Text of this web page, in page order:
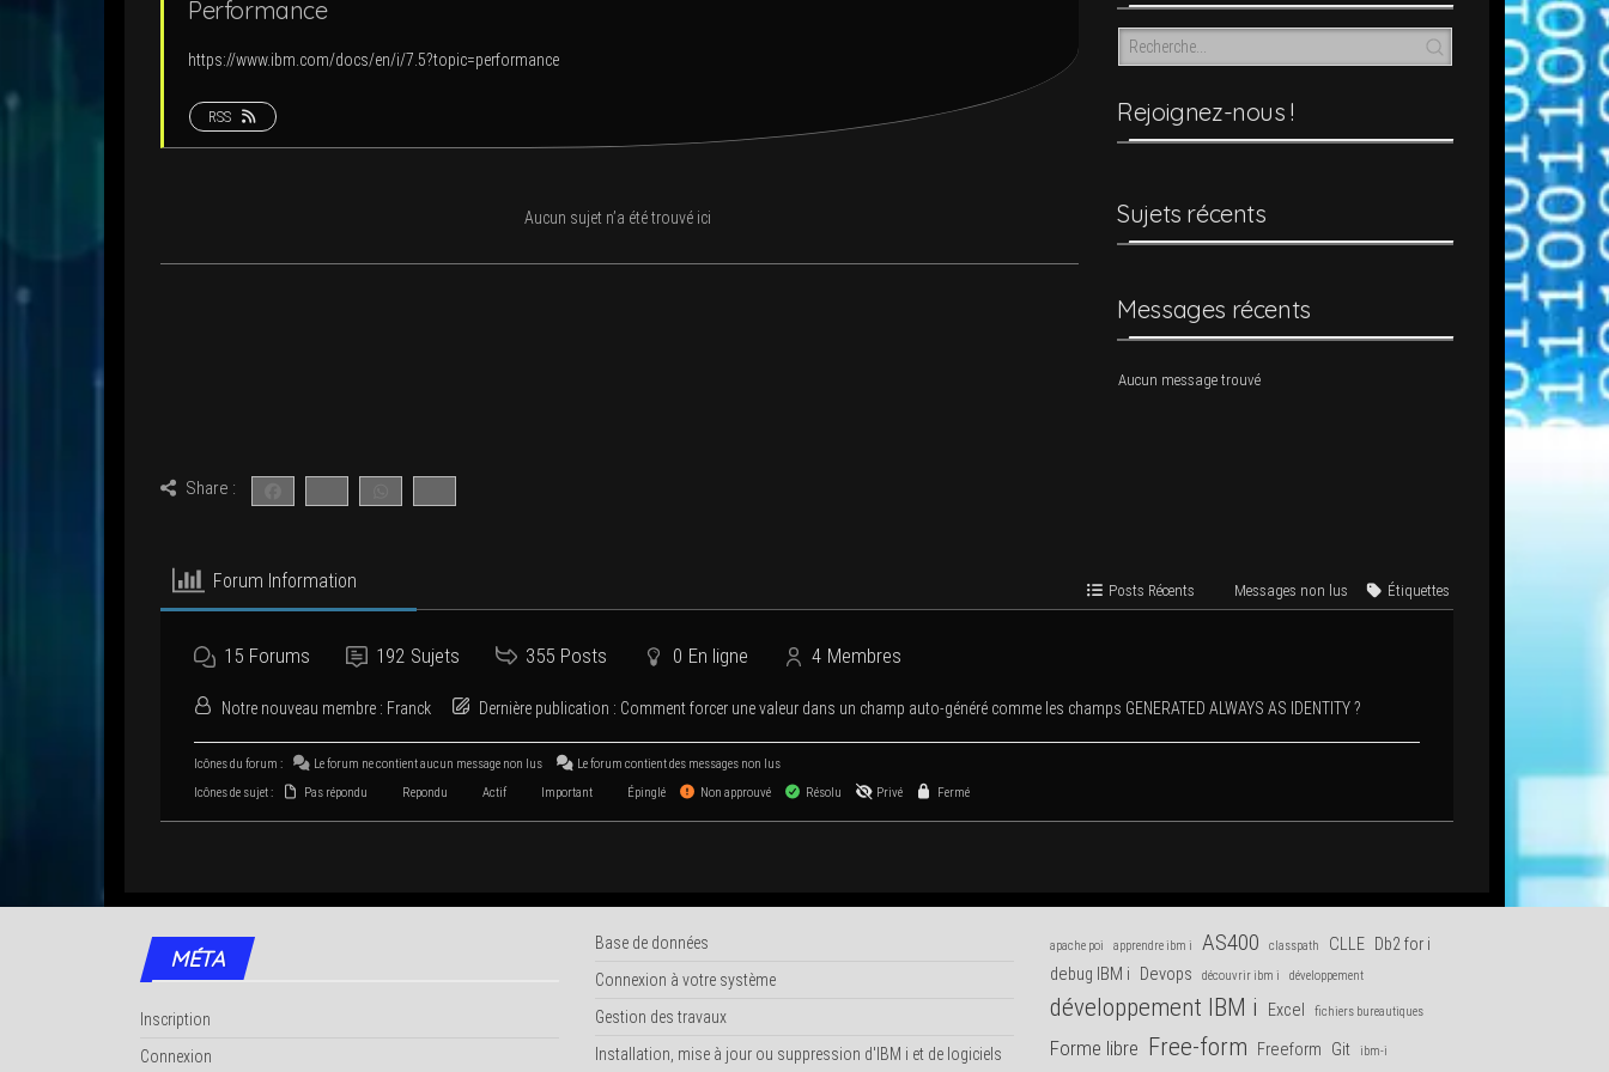
Per­for­mance
https://www.ibm.com/docs/en/i/7.5?topic=performance
RSS
Aucun sujet n’a été trou­vé ici
Rejoi­­gnez-nous !
Sujets récents
Mes­sages récents
Aucun mes­sage trouvé
Share :
Forum Infor­ma­tion Posts Récents Mes­sages non lus Éti­quettes
15 Forums 192 Sujets 355 Posts 0 En ligne 4 Membres
Notre nou­veau membre : Franck Der­nière publi­ca­tion : Com­ment for­cer une valeur dans un champ auto-géné­ré comme les champs GENERATED ALWAYS AS IDENTITY ?
Icônes du forum : Le forum ne contient aucun mes­sage non lus
Le forum contient des mes­sages non lus
Icônes de sujet :
Pas répondu Repondu Actif Important Épinglé Non approuvé Résolu Privé Fermé
MÉTA
Inscription
Connexion
Base de données
Connexion à votre système
Gestion des travaux
Installation, mise à jour ou suppression d'IBM i et de logiciels
apache poi apprendre ibm i AS400 classpath CLLE Db2 for i
debug IBM i
Devops découvrir ibm i développement
développement IBM i Excel fichiers bureautiques
Forme libre Free-form Freeform Git ibm-i